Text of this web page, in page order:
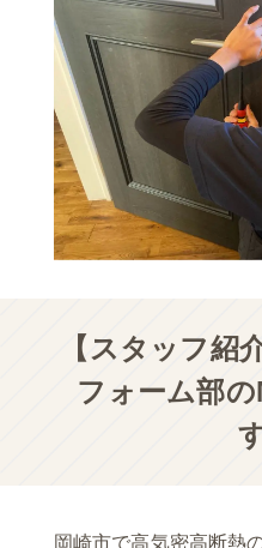
【スタッフ紹
フォーム部
岡崎市で高気密高断熱